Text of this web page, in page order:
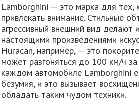
Lamborghini — это марка для тех,
привлекать внимание. Стильные
агрессивный внешний вид делают
настоящими произведениями
Huracán, например, — это
может разгоняться до 100 км/ч за
каждом автомобиле Lamborghini
безумия, и это вызывает
обладать таким чудом техники.